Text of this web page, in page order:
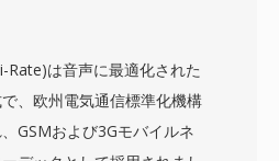
なビットストリーム解析を
管理設定サーバーを通じてプ
IT管理者がブランド音声を
ト全体にプッシュできま
は音声に最適化された
、欧州電気通信標準化機構
GSMおよび3Gモバイルネ